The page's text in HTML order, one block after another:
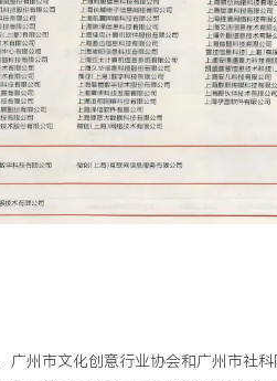
广州市文化创意行业协会和广州市社科